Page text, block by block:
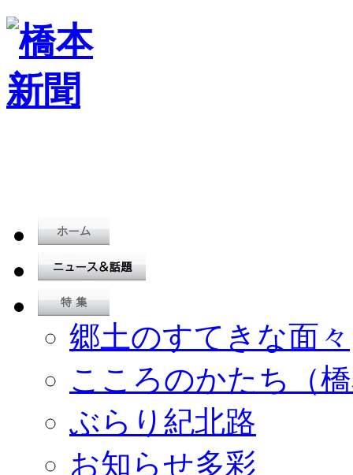
郷土のすてきな面々
こころのかたち（
ぶらり紀北路
お知らせ多彩